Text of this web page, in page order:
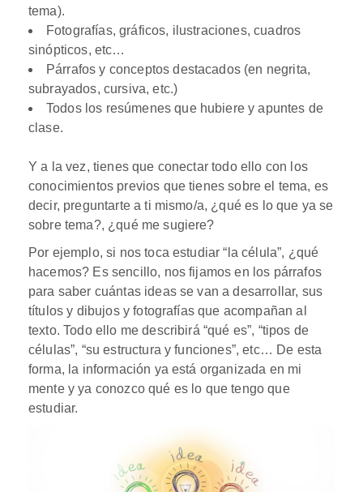
tema).
Fotografías, gráficos, ilustraciones, cuadros
sinópticos, etc…
Párrafos y conceptos destacados (en negrita,
subrayados, cursiva, etc.)
Todos los resúmenes que hubiere y apuntes de
clase.
Y a la vez, tienes que conectar todo ello con los
conocimientos previos que tienes sobre el tema, es
decir, preguntarte a ti mismo/a, ¿qué es lo que ya se
sobre tema?, ¿qué me sugiere?
Por ejemplo, si nos toca estudiar “la célula”, ¿qué
hacemos? Es sencillo, nos fijamos en los párrafos
para saber cuántas ideas se van a desarrollar, sus
títulos y dibujos y fotografías que acompañan al
texto. Todo ello me describirá “qué es”, “tipos de
células”, “su estructura y funciones”, etc… De esta
forma, la información ya está organizada en mi
mente y ya conozco qué es lo que tengo que
estudiar.